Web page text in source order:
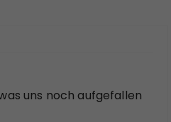
uns noch aufgefallen